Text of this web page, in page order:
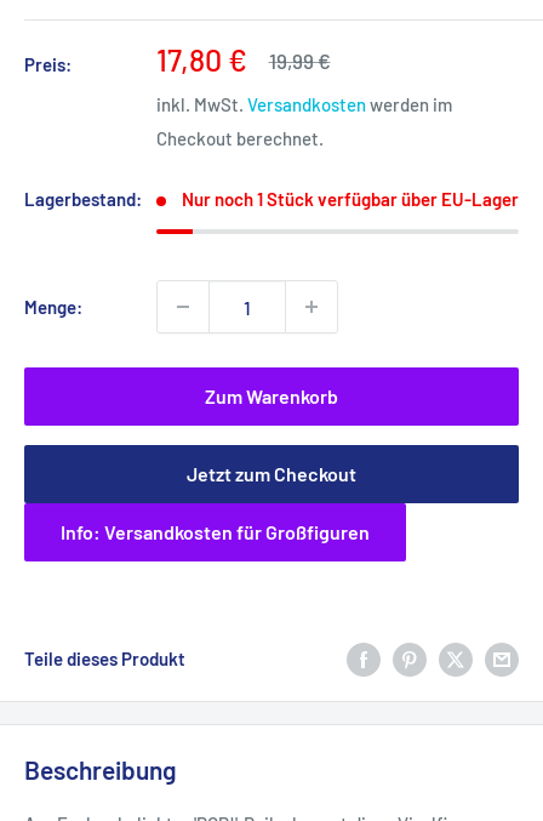
Preis: Sonderpreis
17,80 € Normalpreis
19,99 €
inkl. MwSt. Versandkostenwerden im
Checkout berechnet.
Lagerbestand: Nur noch 1 Stück verfügbar über EU-Lager
Menge:
Zum Warenkorb
Jetzt zum Checkout
Info: Versandkosten für Großfiguren
Teile dieses Produkt
Beschreibung